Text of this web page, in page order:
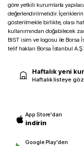
göre yetkili kurumlarla
değerlendirilmelidir.
gösterilmekle birlikte, olası
kullanımından doğabilecek
BIST isim ve logosu ile Borsa
telif hakları Borsa İstanbul
Haftalık yeni
Haftalık listeye göz
App Store'dan
indirin
Google Play'den